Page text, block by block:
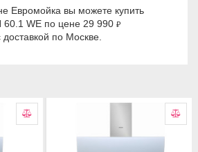
Евромойка вы можете купить
60.1 WE по цене 29 990 ₽
по Москве.